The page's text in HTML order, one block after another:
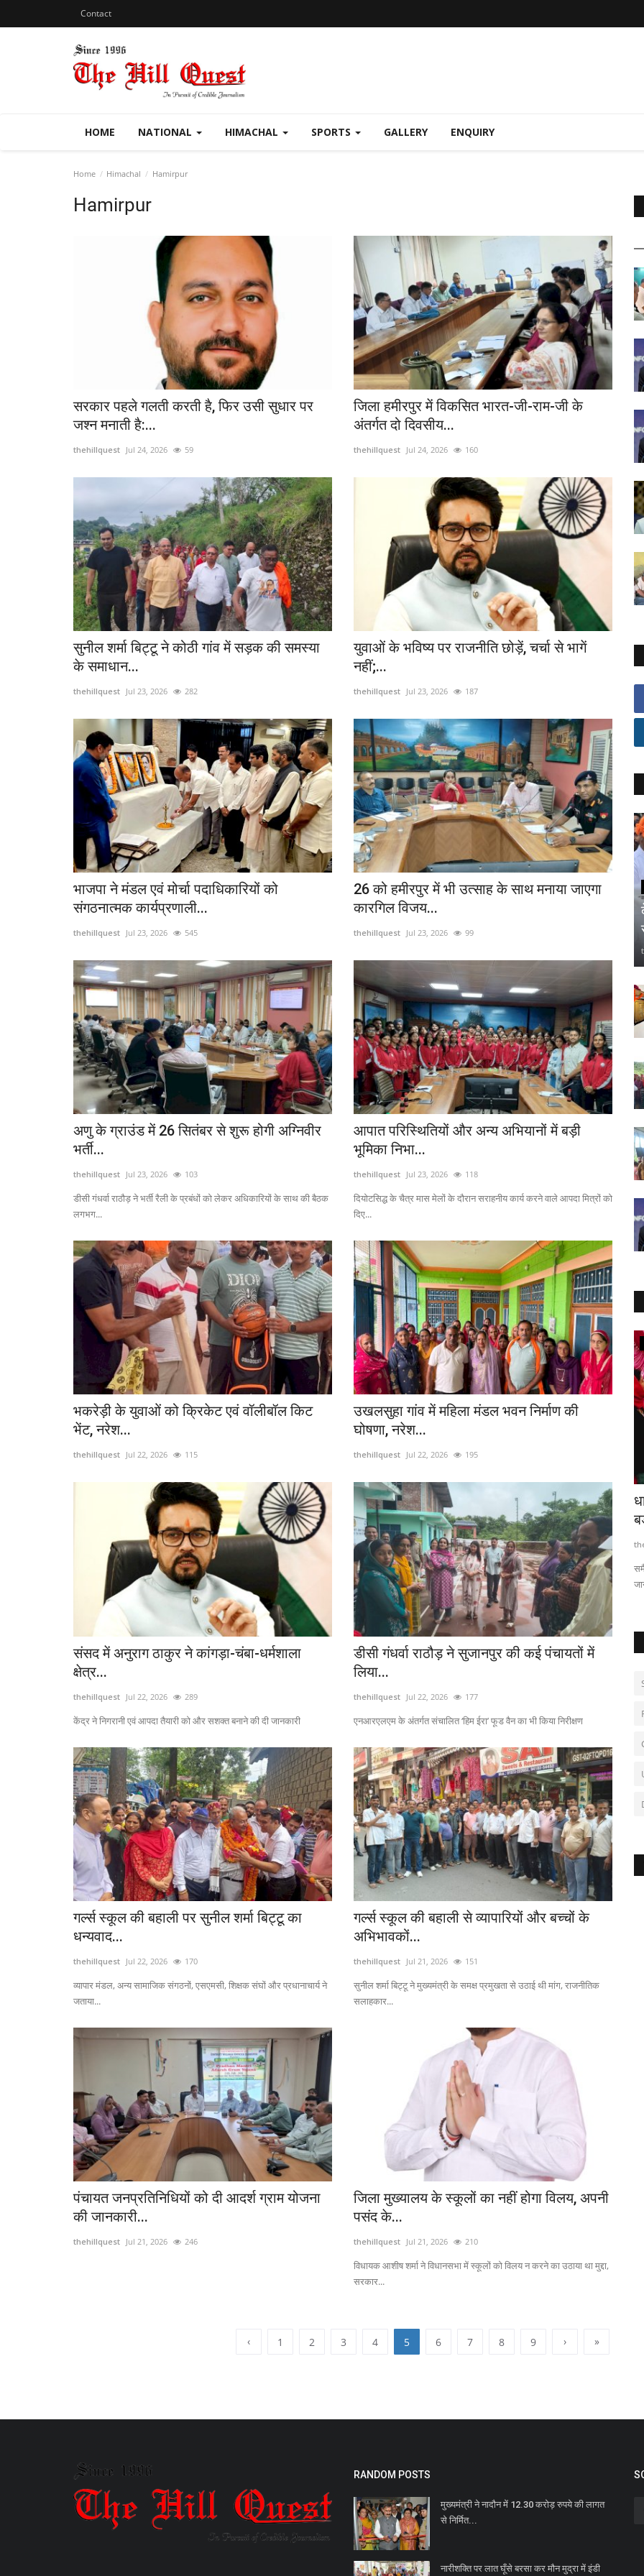
Contact
HOME NATIONAL HIMACHAL SPORTS GALLERY ENQUIRY
Home Himachal Hamirpur
Hamirpur
सरकार पहले गलती करती है, फिर उसी सुधार पर
जश्न मनाती है:...
thehillquest Jul 24, 2026 59
जिला हमीरपुर में विकसित भारत-जी-राम-जी के
अंतर्गत दो दिवसीय...
thehillquest Jul 24, 2026 160
सुनील शर्मा बिट्टू ने कोठी गांव में सड़क की समस्या
के समाधान...
thehillquest Jul 23, 2026 282
युवाओं के भविष्य पर राजनीति छोड़ें, चर्चा से भागें
नहीं;...
thehillquest Jul 23, 2026 187
भाजपा ने मंडल एवं मोर्चा पदाधिकारियों को
संगठनात्मक कार्यप्रणाली...
thehillquest Jul 23, 2026 545
26 को हमीरपुर में भी उत्साह के साथ मनाया जाएगा
कारगिल विजय...
thehillquest Jul 23, 2026 99
अणु के ग्राउंड में 26 सितंबर से शुरू होगी अग्निवीर
भर्ती...
thehillquest Jul 23, 2026 103
डीसी गंधर्वा राठौड़ ने भर्ती रैली के प्रबंधों को लेकर अधिकारियों के साथ की बैठक
लगभग...
आपात परिस्थितियों और अन्य अभियानों में बड़ी
भूमिका निभा...
thehillquest Jul 23, 2026 118
दियोटसिद्ध के चैत्र मास मेलों के दौरान सराहनीय कार्य करने वाले आपदा मित्रों को
दिए...
भकरेड़ी के युवाओं को क्रिकेट एवं वॉलीबॉल किट
भेंट, नरेश...
thehillquest Jul 22, 2026 115
उखलसुहा गांव में महिला मंडल भवन निर्माण की
घोषणा, नरेश...
thehillquest Jul 22, 2026 195
संसद में अनुराग ठाकुर ने कांगड़ा-चंबा-धर्मशाला
क्षेत्र...
thehillquest Jul 22, 2026 289
केंद्र ने निगरानी एवं आपदा तैयारी को और सशक्त बनाने की दी जानकारी
डीसी गंधर्वा राठौड़ ने सुजानपुर की कई पंचायतों में
लिया...
thehillquest Jul 22, 2026 177
एनआरएलएम के अंतर्गत संचालित ‘हिम ईरा’ फूड वैन का भी किया निरीक्षण
गर्ल्स स्कूल की बहाली पर सुनील शर्मा बिट्टू का
धन्यवाद...
thehillquest Jul 22, 2026 170
व्यापार मंडल, अन्य सामाजिक संगठनों, एसएमसी, शिक्षक संघों और प्रधानाचार्य ने
जताया...
गर्ल्स स्कूल की बहाली से व्यापारियों और बच्चों के
अभिभावकों...
thehillquest Jul 21, 2026 151
सुनील शर्मा बिट्टू ने मुख्यमंत्री के समक्ष प्रमुखता से उठाई थी मांग, राजनीतिक
सलाहकार...
पंचायत जनप्रतिनिधियों को दी आदर्श ग्राम योजना
की जानकारी...
thehillquest Jul 21, 2026 246
जिला मुख्यालय के स्कूलों का नहीं होगा विलय, अपनी
पसंद के...
thehillquest Jul 21, 2026 210
विधायक आशीष शर्मा ने विधानसभा में स्कूलों को विलय न करने का उठाया था मुद्दा,
सरकार...
‹ 1 2 3 4 5 6 7 8 9 › »
के विश्राम गृह में विभिन्न विभागों
Hamirpur
भारतीय जनता पार्टी ने हिमाचल में शुरू किया गांव
चलो अभियान
thehillquest Jan 29, 2024 459
Hamirpur
कार्यवाहक डीसी ने की महिला एवं बाल विकास
योजनाओं की समीक्षा
thehillquest Jan 21, 2025 398
RANDOM POSTS
मुख्यमंत्री ने नादौन में 12.30 करोड़ रुपये की लागत
से निर्मित...
नारीशक्ति पर लात घूँसे बरसा कर मौन मुद्रा में इंडी